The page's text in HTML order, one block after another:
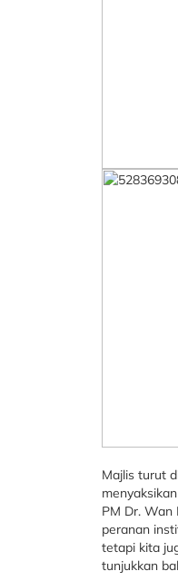
Majlis turut
PM Dr. Wan
peranan
tetapi kita
tunjukkan